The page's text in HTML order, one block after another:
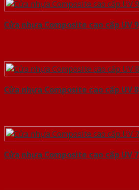
Cửa nhựa Composite cao cấp UV 9
Cửa nhựa Composite cao cấp UV 8
Cửa nhựa Composite cao cấp UV 7